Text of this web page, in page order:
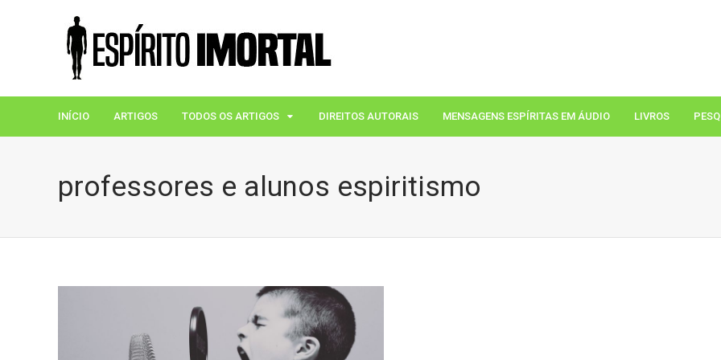
INÍCIO ARTIGOS TODOS OS ARTIGOS DIREITOS AUTORAIS MENSAGENS ESPÍRITAS EM ÁUDIO LIVROS
professores e alunos espiritismo